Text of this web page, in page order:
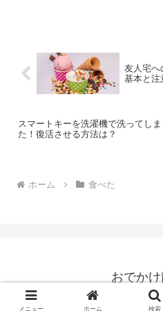
友人宅へ
基本と注
スマートキーを洗濯機で洗ってしま
た！復活させる方法は？
ホーム 食べた
おでか
© 2024 おで
メニュー ホーム 検索